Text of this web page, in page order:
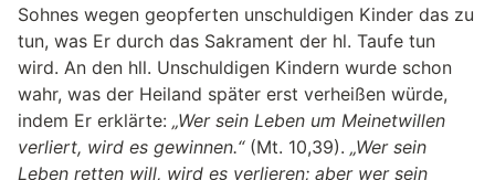
Sohnes wegen geopferten unschuldigen Kinder das zu
tun, was Er durch das Sakrament der hl. Taufe tun
wird. An den hll. Unschuldigen Kindern wurde schon
wahr, was der Heiland später erst verheißen würde,
indem Er erklärte: „Wer sein Leben um Meinetwillen
verliert, wird es gewinnen.“(Mt. 10,39). „Wer sein
Leben retten will, wird es verlieren; aber wer sein